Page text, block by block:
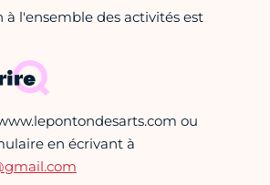
à l'ensemble des activités est
ou
en écrivant à